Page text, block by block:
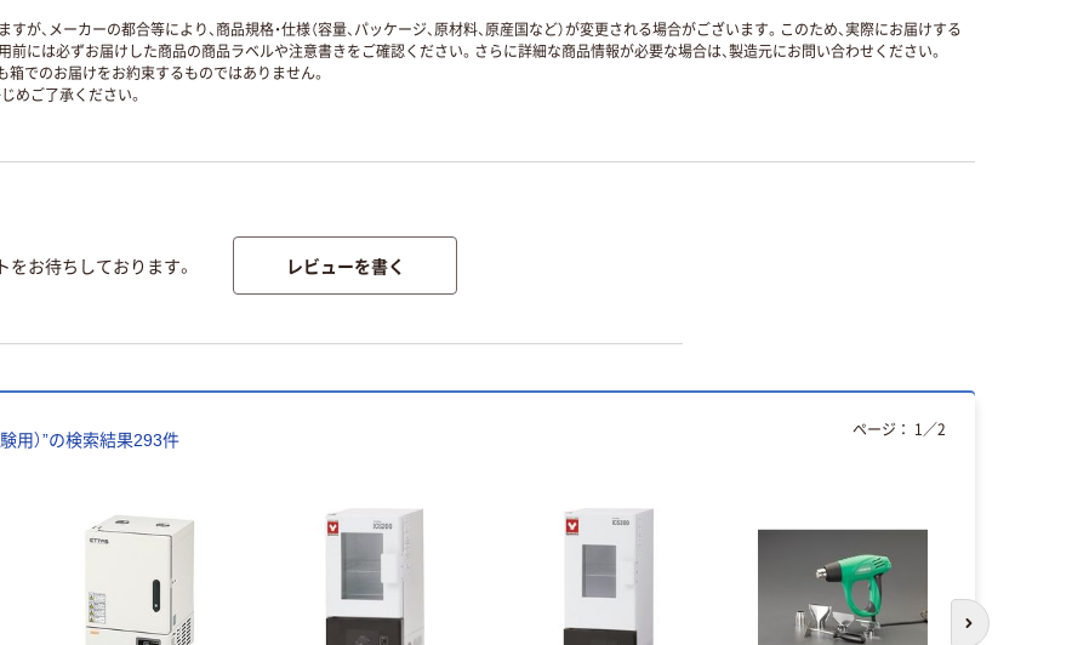
、メーカーの都合等により、商品規格・仕様（容量、パッケージ、原材料、原産国など）が変更される場合がございます。このため、実際にお届けする
には必ずお届けした商品の商品ラベルや注意書きをご確認ください。さらに詳細な商品情報が必要な場合は、製造元にお問い合わせください。
箱でのお届けをお約束するものではありません。
めご了承ください。
お待ちしております。 レビューを書く
用）”の検索結果293件
ページ： 1 ／2
次のスライド